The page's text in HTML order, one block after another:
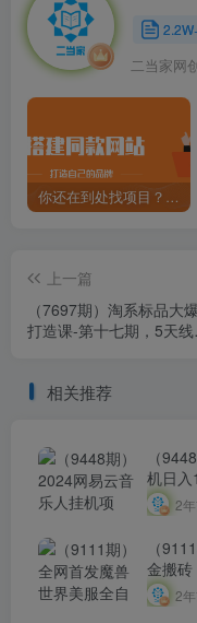
你还在到处找项目？还在当韭菜？我靠卖项目一个月收入5万+，曾经我也是个失败者。
上一篇
（7697期）淘系标品大
打造课-第十七期，5天线
相关推荐
（
机日
2
（
金搬砖
学
2